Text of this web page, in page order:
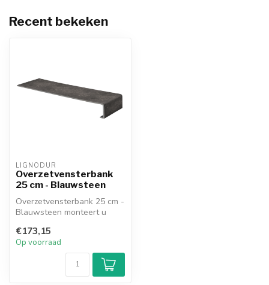
Recent bekeken
LIGNODUR
Overzetvensterbank
25 cm - Blauwsteen
Overzetvensterbank 25 cm -
Blauwsteen monteert u
vensterbank, ...
€173,15
Op voorraad